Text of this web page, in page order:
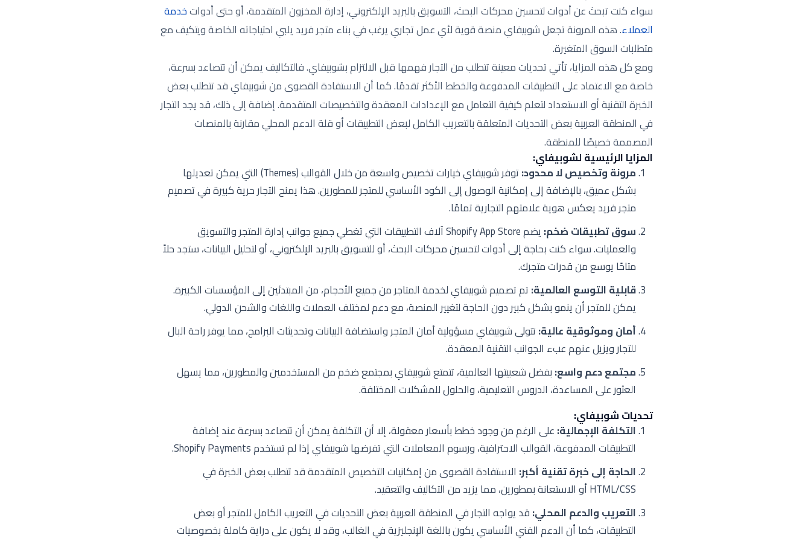
سواء كنت تبحث عن أدوات لتحسين محركات البحث، التسويق بالبريد الإلكتروني، إدارة المخزون المتقدمة، أو حتى أدواتخدمة
العملاء. هذه المرونة تجعل شوبيفاي منصة قوية لأي عمل تجاري يرغب في بناء متجر فريد يلبي احتياجاته الخاصة ويتكيف مع
متطلبات السوق المتغيرة.
ومع كل هذه المزايا، تأتي تحديات معينة تتطلب من التجار فهمها قبل الالتزام بشوبيفاي. فالتكاليف يمكن أن تتصاعد بسرعة،
خاصة مع الاعتماد على التطبيقات المدفوعة والخطط الأكثر تقدمًا. كما أن الاستفادة القصوى من شوبيفاي قد تتطلب بعض
الخبرة التقنية أو الاستعداد لتعلم كيفية التعامل مع الإعدادات المعقدة والتخصيصات المتقدمة. إضافة إلى ذلك، قد يجد التجار
في المنطقة العربية بعض التحديات المتعلقة بالتعريب الكامل لبعض التطبيقات أو قلة الدعم المحلي مقارنة بالمنصات
المصممة خصيصًا للمنطقة.
المزايا الرئيسية لشوبيفاي:
مرونة وتخصيص لا محدود:
توفر شوبيفاي خيارات تخصيص واسعة من خلال القوالب (Themes) التي يمكن تعديلها
بشكل عميق، بالإضافة إلى إمكانية الوصول إلى الكود الأساسي للمتجر للمطورين. هذا يمنح التجار حرية كبيرة في تصميم
متجر فريد يعكس هوية علامتهم التجارية تمامًا.
سوق تطبيقات ضخم:
يضم Shopify App Store آلاف التطبيقات التي تغطي جميع جوانب إدارة المتجر والتسويق
والعمليات. سواء كنت بحاجة إلى أدوات لتحسين محركات البحث، أو للتسويق بالبريد الإلكتروني، أو لتحليل البيانات، ستجد حلاً
متاحًا يوسع من قدرات متجرك.
قابلية التوسع العالمية: تم تصميم شوبيفاي لخدمة المتاجر من جميع الأحجام، من المبتدئين إلى المؤسسات الكبيرة.
يمكن للمتجر أن ينمو بشكل كبير دون الحاجة لتغيير المنصة، مع دعم لمختلف العملات واللغات والشحن الدولي.
أمان وموثوقية عالية: تتولى شوبيفاي مسؤولية أمان المتجر واستضافة البيانات وتحديثات البرامج، مما يوفر راحة البال
للتجار ويزيل عنهم عبء الجوانب التقنية المعقدة.
مجتمع دعم واسع: بفضل شعبيتها العالمية، تتمتع شوبيفاي بمجتمع ضخم من المستخدمين والمطورين، مما يسهل
العثور على المساعدة، الدروس التعليمية، والحلول للمشكلات المختلفة.
تحديات شوبيفاي:
التكلفة الإجمالية: على الرغم من وجود خطط بأسعار معقولة، إلا أن التكلفة يمكن أن تتصاعد بسرعة عند إضافة
التطبيقات المدفوعة، القوالب الاحترافية، ورسوم المعاملات التي تفرضها شوبيفاي إذا لم تستخدم Shopify Payments.
الحاجة إلى خبرة تقنية أكبر: الاستفادة القصوى من إمكانيات التخصيص المتقدمة قد تتطلب بعض الخبرة في
HTML/CSS أو الاستعانة بمطورين، مما يزيد من التكاليف والتعقيد.
التعريب والدعم المحلي: قد يواجه التجار في المنطقة العربية بعض التحديات في التعريب الكامل للمتجر أو بعض
التطبيقات، كما أن الدعم الفني الأساسي يكون باللغة الإنجليزية في الغالب، وقد لا يكون على دراية كاملة بخصوصيات